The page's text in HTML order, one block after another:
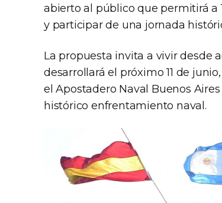
abierto al público que permitirá a
y participar de una jornada
La propuesta invita a vivir desde
desarrollará el próximo 11 de
el Apostadero Naval Buenos
histórico enfrentamiento naval.